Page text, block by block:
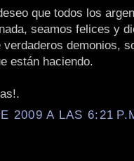
que todos los
seamos felices y
demonios,
están haciendo.
2009 A LAS 6:21